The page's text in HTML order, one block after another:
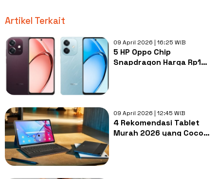
Artikel Terkait
09 April 2026 | 16:25 WIB
5 HP Oppo Chip
Snapdragon Harga Rp1
09 April 2026 | 12:45 WIB
4 Rekomendasi Tablet
Murah 2026 yang Cocok